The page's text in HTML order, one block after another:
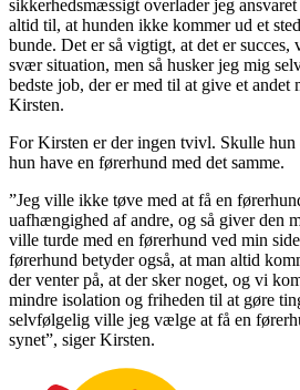
sikkerhedsmæssigt overlader jeg
altid til, at hunden ikke kommer ud et
bunde. Det er så vigtigt, at det er succes,
svær situation, men så husker jeg mig
bedste job, der er med til at give et andet
Kirsten.
For Kirsten er der ingen tvivl. Skulle
hun have en førerhund med det samme.
”Jeg ville ikke tøve med at få en
uafhængighed af andre, og så giver den
ville turde med en førerhund ved min
førerhund betyder også, at man altid
der venter på, at der sker noget, og vi
mindre isolation og friheden til at gøre
selvfølgelig ville jeg vælge at få en
synet”, siger Kirsten.